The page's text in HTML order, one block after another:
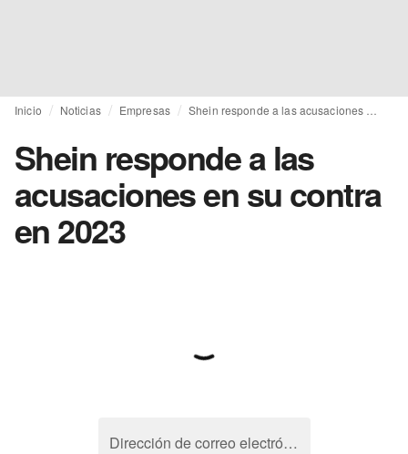
Inicio Noticias Empresas
Shein responde a las
acusaciones en su contra
en 2023
Dirección de correo electrónico